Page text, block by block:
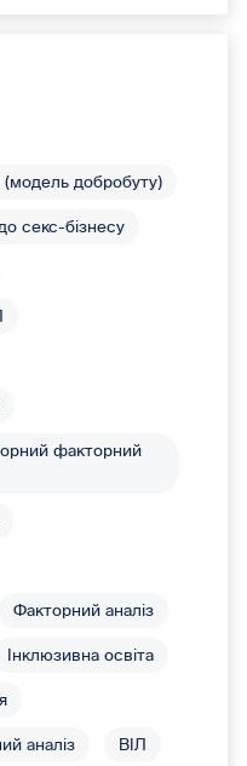
(модель добробуту)
секс-бізнесу
факторний
Факторний аналіз
Інклюзивна освіта
аналіз ВІЛ